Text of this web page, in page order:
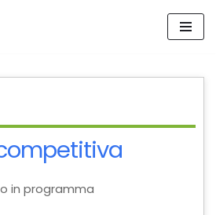
in programma